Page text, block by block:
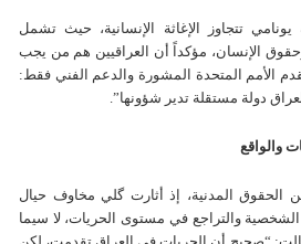
تتجاوز الإغاثة الإنسانية، حيث تشمل
وحقوق الإنسان، مؤكداً أن العراقيين هم من يجب
الأمم المتحدة المشورة والدعم الفني فقط:
دولة مستقلة تدير شؤونها”.
والواقع
الحقوق المدنية، إذ أثارت گلي مخاوف حيال
الشخصية والتراجع في مستوى الحريات، لا سيما